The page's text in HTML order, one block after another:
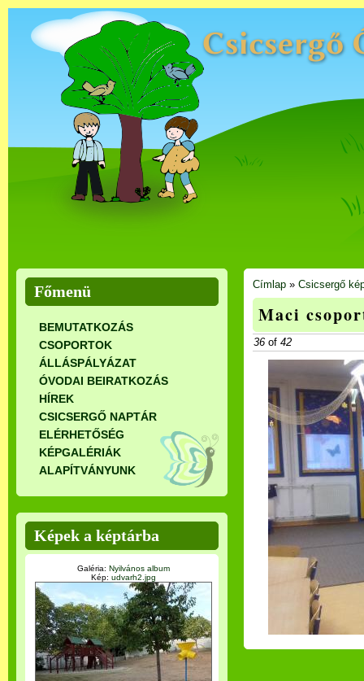
Főmenü
BEMUTATKOZÁS
CSOPORTOK
ÁLLÁSPÁLYÁZAT
ÓVODAI BEIRATKOZÁS
HÍREK
CSICSERGŐ NAPTÁR
ELÉRHETŐSÉG
KÉPGALÉRIÁK
ALAPÍTVÁNYUNK
Képek a képtárba
Galéria: Nyilvános album
Kép: udvarh2.jpg
Címlap » Csicsergő
Maci
36 of 42